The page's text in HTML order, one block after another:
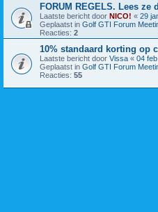
FORUM REGELS. Lees ze
Laatste bericht door NICO! « 29
Geplaatst in Golf GTI Forum
Reacties: 2
10% standaard korting op
Laatste bericht door Vissa « 04
Geplaatst in Golf GTI Forum
Reacties: 55